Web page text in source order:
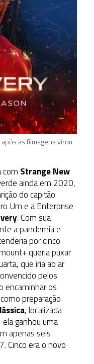
as filmagens virou
com Strange New
ainda em 2020,
do capitão
Um e a Enterprise
. Com sua
a pandemia e
por cinco
queria puxar
que iria ao ar
pelos
encaminhar os
preparação
, localizada
ganhou uma
apenas seis
Cinco era o novo